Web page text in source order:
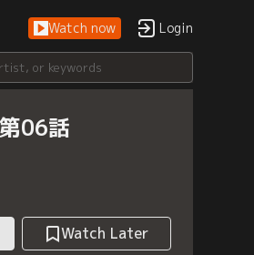
Watch now Login
06話
Watch Later